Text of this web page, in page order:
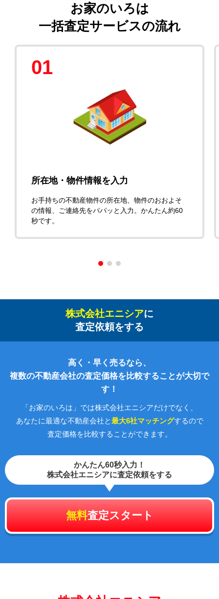
お家のいろは
一括査定サービスの流れ
01
所在地・物件情報を入力
お手持ちの不動産物件の所在地、物件のおおよそ
の情報、ご連絡先をパパッと入力。かんたん約60
秒です。
株式会社エニシアに
査定依頼をする
高く・早く売るなら、
複数の不動産会社の査定価格を比較することが大切で
す！
「お家のいろは」では株式会社エニシアだけでなく、
あなたに最適な不動産会社と最大6社マッチングするので
査定価格を比較することができます。
かんたん60秒入力！
株式会社エニシアに査定依頼をする
無料査定スタート